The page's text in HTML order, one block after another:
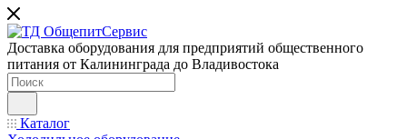
Доставка оборудования для предприятий общественного
питания от Калининграда до Владивостока
Каталог